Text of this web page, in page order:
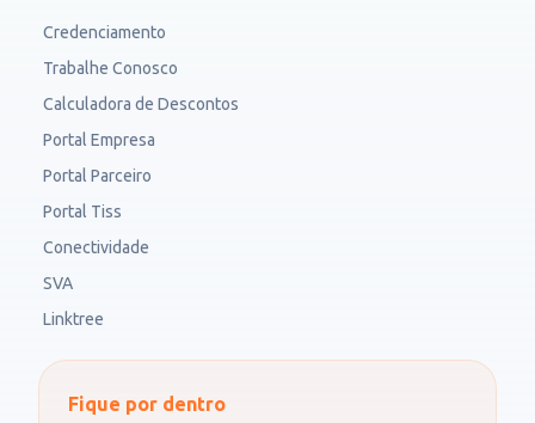
Credenciamento
Trabalhe Conosco
Calculadora de Descontos
Portal Empresa
Portal Parceiro
Portal Tiss
Conectividade
SVA
Linktree
Fique por dentro